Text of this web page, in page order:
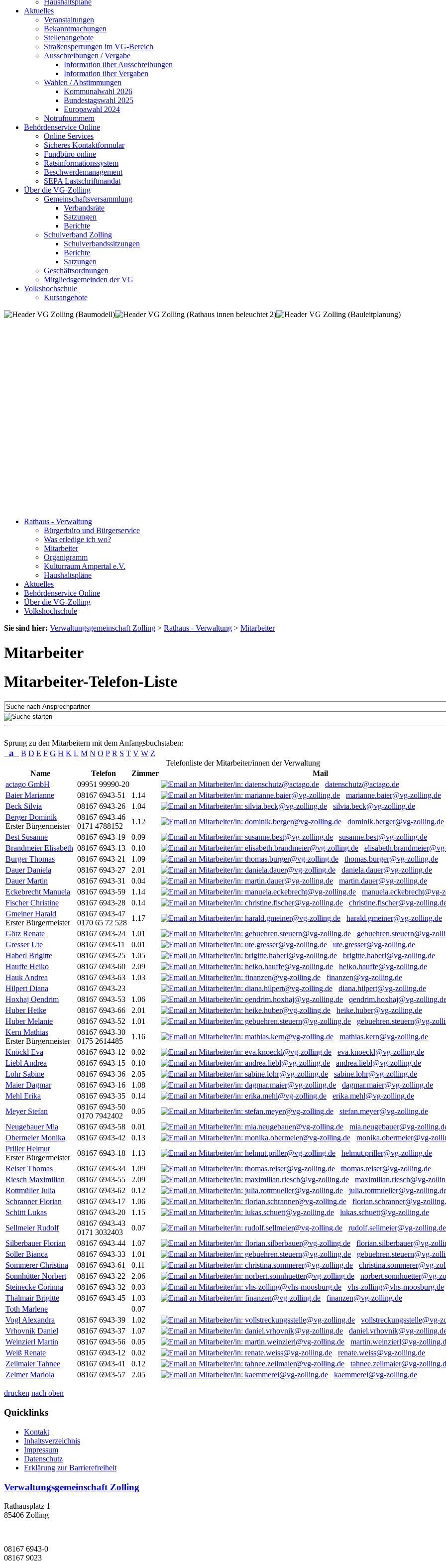
Haushaltspläne
Aktuelles
Veranstaltungen
Bekanntmachungen
Stellenangebote
Straßensperrungen im VG-Bereich
Ausschreibungen / Vergabe
Information über Ausschreibungen
Information über Vergaben
Wahlen / Abstimmungen
Kommunalwahl 2026
Bundestagswahl 2025
Europawahl 2024
Notrufnummern
Behördenservice Online
Online Services
Sicheres Kontaktformular
Fundbüro online
Ratsinformationssystem
Beschwerdemanagement
SEPA Lastschriftmandat
Über die VG-Zolling
Gemeinschaftsversammlung
Verbandsräte
Satzungen
Berichte
Schulverband Zolling
Schulverbandssitzungen
Berichte
Satzungen
Geschäftsordnungen
Mitgliedsgemeinden der VG
Volkshochschule
Kursangebote
Rathaus - Verwaltung
Bürgerbüro und Bürgerservice
Was erledige ich wo?
Mitarbeiter
Organigramm
Kulturraum Ampertal e.V.
Haushaltspläne
Aktuelles
Behördenservice Online
Über die VG-Zolling
Volkshochschule
Sie sind hier: Verwaltungsgemeinschaft Zolling > Rathaus - Verwaltung > Mitarbeiter
Mitarbeiter
Mitarbeiter-Telefon-Liste
Sprung zu den Mitarbeitern mit dem Anfangsbuchstaben:
a B D E F G H K L M N O P R S T V W Z
Telefonliste der Mitarbeiter/innen der Verwaltung
Name
Telefon Zimmer
Mail
actago GmbH
09951 99990-20
datenschutz@actago.de
Baier Marianne
08167 6943-51 1.14
marianne.baier@vg-zolling.de
Beck Silvia
08167 6943-26 1.04
silvia.beck@vg-zolling.de
Berger Dominik
Erster Bürgermeister
08167 6943-46
0171 4788152
1.12
dominik.berger@vg-zolling.de
Best Susanne
08167 6943-19 0.09
susanne.best@vg-zolling.de
Brandmeier Elisabeth 08167 6943-13 0.10
Burger Thomas
08167 6943-21 1.09
thomas.burger@vg-zolling.de
Dauer Daniela
08167 6943-27 2.01
daniela.dauer@vg-zolling.de
Dauer Martin
08167 6943-31 0.04
martin.dauer@vg-zolling.de
Eckebrecht Manuela
08167 6943-59 1.14
manuela.eckebrecht@vg-
Fischer Christine
08167 6943-28 0.14
christine.fischer@vg-
Gmeiner Harald
Erster Bürgermeister
08167 6943-47
0170 65 72 528
1.17
harald.gmeiner@vg-zolling.de
Götz Renate
08167 6943-24 1.01
gebuehren.steuern@vg-
Gresser Ute
08167 6943-11 0.01
ute.gresser@vg-zolling.de
Haberl Brigitte
08167 6943-25 1.05
brigitte.haberl@vg-zolling.de
Hauffe Heiko
08167 6943-60 2.09
heiko.hauffe@vg-zolling.de
Hauk Andrea
08167 6943-63 1.03
finanzen@vg-zolling.de
Hilpert Diana
08167 6943-23
diana.hilpert@vg-zolling.de
Hoxhaj Qendrim
08167 6943-53 1.06
qendrim.hoxhaj@vg-
Huber Heike
08167 6943-66 2.01
heike.huber@vg-zolling.de
Huber Melanie
08167 6943-52 1.01
gebuehren.steuern@vg-
Kern Mathias
Erster Bürgermeister
08167 6943-30
0175 2614485
1.16
mathias.kern@vg-zolling.de
Knöckl Eva
08167 6943-12 0.02
eva.knoeckl@vg-zolling.de
Liebl Andrea
08167 6943-15 0.10
andrea.liebl@vg-zolling.de
Lohr Sabine
08167 6943-36 2.05
sabine.lohr@vg-zolling.de
Maier Dagmar
08167 6943-16 1.08
dagmar.maier@vg-zolling.de
Mehl Erika
08167 6943-35 0.14
erika.mehl@vg-zolling.de
Meyer Stefan
08167 6943-50
0170 7942402
0.05
stefan.meyer@vg-zolling.de
Neugebauer Mia
08167 6943-58 0.01
mia.neugebauer@vg-
Obermeier Monika
08167 6943-42 0.13
monika.obermeier@vg-
Priller Helmut
Erster Bürgermeister
08167 6943-18 1.13
helmut.priller@vg-zolling.de
Reiser Thomas
08167 6943-34 1.09
thomas.reiser@vg-zolling.de
Riesch Maximilian
08167 6943-55 2.09
maximilian.riesch@vg-
Rottmüller Julia
08167 6943-62 0.12
julia.rottmueller@vg-
Schranner Florian
08167 6943-17 1.06
florian.schranner@vg-
Schütt Lukas
08167 6943-20 1.15
lukas.schuett@vg-zolling.de
Sellmeier Rudolf
08167 6943-43
0171 3032403
0.07
rudolf.sellmeier@vg-zolling.de
Silberbauer Florian
08167 6943-44 1.07
florian.silberbauer@vg-
Soller Bianca
08167 6943-33 1.01
gebuehren.steuern@vg-
Sommerer Christina
08167 6943-61 0.11
christina.sommerer@vg-
Sonnhütter Norbert
08167 6943-22 2.06
norbert.sonnhuetter@vg-
Steinecke Corinna
08167 6943-32 0.03
vhs-zolling@vhs-moosburg.de
Thalmair Brigitte
08167 6943-45 1.03
finanzen@vg-zolling.de
Toth Marlene
0.07
Vogl Alexandra
08167 6943-39 1.02
vollstreckungsstelle@vg-
Vrhovnik Daniel
08167 6943-37 1.07
daniel.vrhovnik@vg-
Weinzierl Martin
08167 6943-56 0.05
martin.weinzierl@vg-
Weiß Renate
08167 6943-12 0.02
renate.weiss@vg-zolling.de
Zeilmaier Tahnee
08167 6943-41 0.12
tahnee.zeilmaier@vg-
Zelmer Mariola
08167 6943-57 2.05 kaemmerei@vg-zolling.de
drucken nach oben
Quicklinks
Kontakt
Inhaltsverzeichnis
Impressum
Datenschutz
Erklärung zur Barrierefreiheit
Verwaltungsgemeinschaft Zolling
Rathausplatz 1
85406 Zolling
08167 6943-0
08167 9023